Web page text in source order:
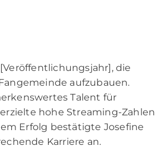
die
aufzubauen.
Talent für
hohe Streaming-Zahlen
Erfolg bestätigte Josefine
Karriere an.